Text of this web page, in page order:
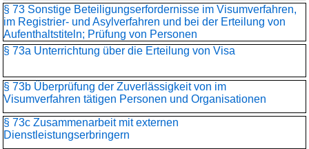
§ 73 Sonstige Beteiligungserfordernisse im Visumverfahren,
im Registrier- und Asylverfahren und bei der Erteilung von
Aufenthaltstiteln; Prüfung von Personen
§ 73a Unterrichtung über die Erteilung von Visa
§ 73b Überprüfung der Zuverlässigkeit von im
Visumverfahren tätigen Personen und Organisationen
§ 73c Zusammenarbeit mit externen
Dienstleistungserbringern